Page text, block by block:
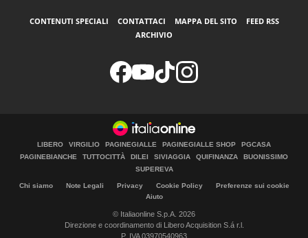
CONTENUTI SPECIALI CONTATTACI MAPPA DEL SITO
FEED RSS
ARCHIVIO
LIBERO VIRGILIO PAGINEGIALLE PAGINEGIALLE SHOP
PGCASA
PAGINEBIANCHE
TUTTOCITTÀ DILEI SIVIAGGIA QUIFINANZA
BUONISSIMO
SUPEREVA
Chi siamo Note Legali Privacy Cookie Policy
Preferenze sui cookie
Aiuto
© Italiaonline S.p.A. 2026
Direzione e coordinamento di Libero Acquisition S.á r.l.
P. IVA 03970540963